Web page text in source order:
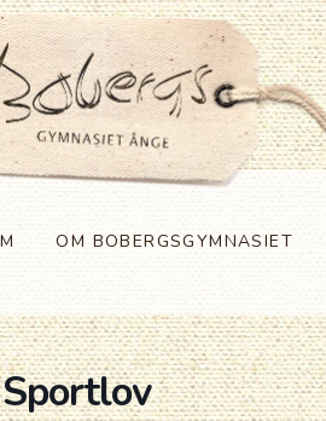
OM BOBERGSGYMNASIET
Sportlov